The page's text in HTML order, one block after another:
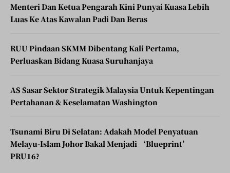
Menteri Dan Ketua Pengarah Kini Punyai Kuasa Lebih
Luas Ke Atas Kawalan Padi Dan Beras
RUU Pindaan SKMM Dibentang Kali Pertama,
Perluaskan Bidang Kuasa Suruhanjaya
AS Sasar Sektor Strategik Malaysia Untuk Kepentingan
Pertahanan & Keselamatan Washington
Tsunami Biru Di Selatan: Adakah Model Penyatuan
Melayu-Islam Johor Bakal Menjadi ‘Blueprint’
PRU16?